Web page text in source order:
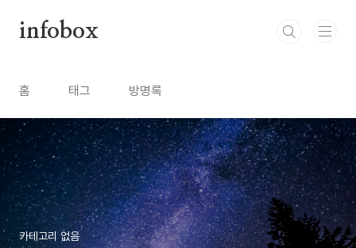
infobox
홈 태그 방명록
카테고리 없음